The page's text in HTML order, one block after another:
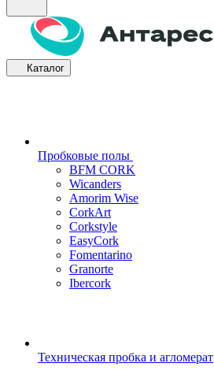
Каталог
Пробковые полы
BFM CORK
Wicanders
Amorim Wise
CorkArt
Corkstyle
EasyCork
Fomentarino
Granorte
Ibercork
Техническая пробка и агломерат